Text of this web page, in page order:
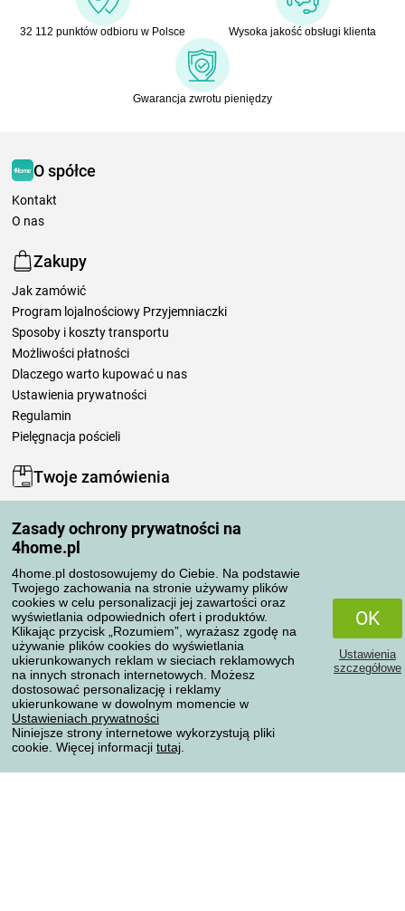
Zasady ochrony prywatności na
4home.pl
4home.pl dostosowujemy do Ciebie. Na podstawie
Twojego zachowania na stronie używamy plików
cookies w celu personalizacji jej zawartości oraz
wyświetlania odpowiednich ofert i produktów.
Klikając przycisk „Rozumiem”, wyrażasz zgodę na
używanie plików cookies do wyświetlania
ukierunkowanych reklam w sieciach reklamowych
na innych stronach internetowych. Możesz
dostosować personalizację i reklamy
ukierunkowane w dowolnym momencie w
Ustawieniach prywatności
Niniejsze strony internetowe wykorzystują pliki
cookie. Więcej informacji tutaj
OK
Ustawienia
szczegółowe
32 112 punktów odbioru w Polsce Wysoka jakość obsługi klienta
Gwarancja zwrotu pieniędzy
O spółce
Kontakt
O nas
Zakupy
Jak zamówić
Program lojalnościowy Przyjemniaczki
Sposoby i koszty transportu
Możliwości płatności
Dlaczego warto kupować u nas
Ustawienia prywatności
Regulamin
Pielęgnacja pościeli
Twoje zamówienia
Moje zamówienia
Reklamacje
Odstąpienie od umowy
Zasady przetwarzania recenzji
Sposoby transportu
Metody płatności